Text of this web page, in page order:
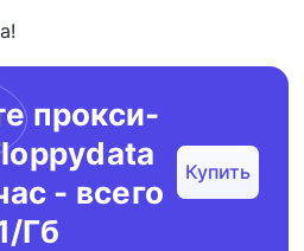
прокси-
- всего
Гб
Купить